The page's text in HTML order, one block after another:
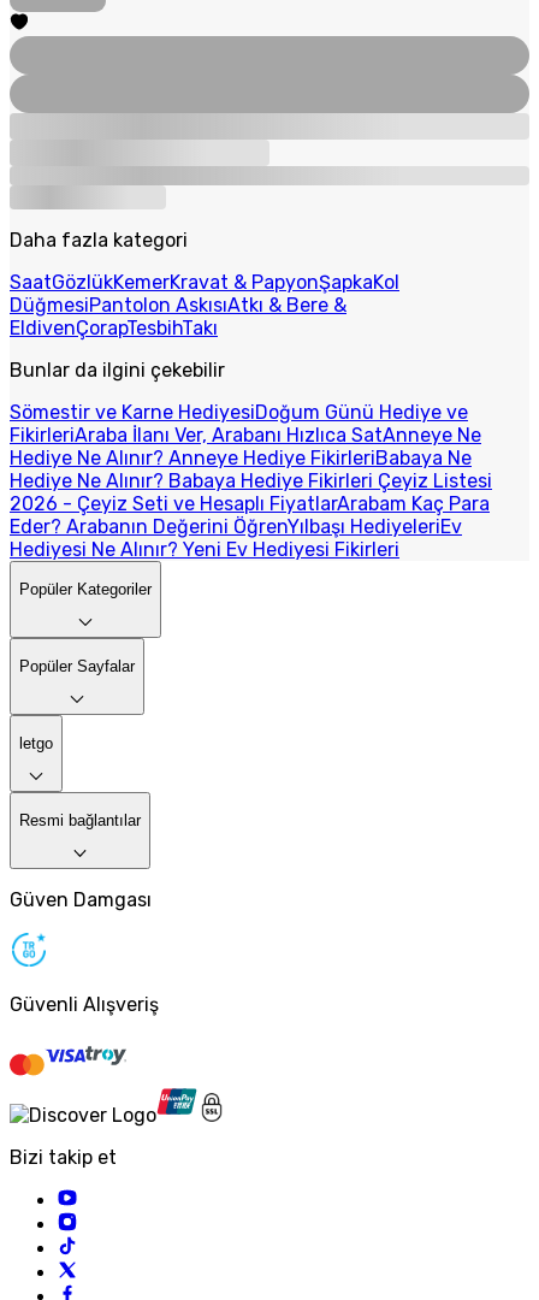
Daha fazla kategori
SaatGözlükKemerKravat & PapyonŞapkaKol
DüğmesiPantolon AskısıAtkı & Bere &
EldivenÇorapTesbihTakı
Bunlar da ilgini çekebilir
Sömestir ve Karne HediyesiDoğum Günü Hediye ve
FikirleriAraba İlanı Ver, Arabanı Hızlıca SatAnneye Ne
Hediye Ne Alınır? Anneye Hediye FikirleriBabaya Ne
Hediye Ne Alınır? Babaya Hediye Fikirleri Çeyiz Listesi
2026 - Çeyiz Seti ve Hesaplı FiyatlarArabam Kaç Para
Eder? Arabanın Değerini ÖğrenYılbaşı HediyeleriEv
Hediyesi Ne Alınır? Yeni Ev Hediyesi Fikirleri
Popüler Kategoriler
Popüler Sayfalar
letgo
Resmi bağlantılar
Güven Damgası
Güvenli Alışveriş
Bizi takip et